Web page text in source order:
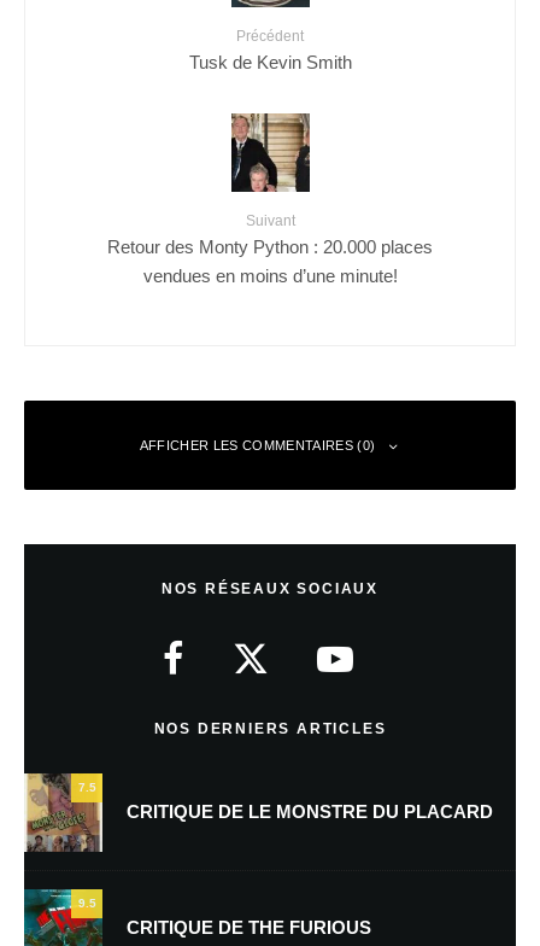
Précédent
Tusk de Kevin Smith
Suivant
Retour des Monty Python : 20.000 places
vendues en moins d’une minute!
AFFICHER LES COMMENTAIRES (0)
NOS RÉSEAUX SOCIAUX
NOS DERNIERS ARTICLES
7.5
CRITIQUE DE LE MONSTRE DU PLACARD
9.5
CRITIQUE DE THE FURIOUS